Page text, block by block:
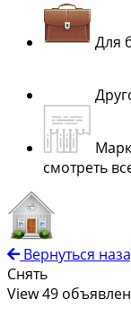
Для
смотреть
Вернуться
Снять
View 49